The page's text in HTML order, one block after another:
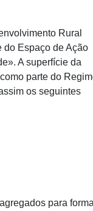
da
Rural
do Espaço de Ação
A superfície da
parte do
os seguintes
para